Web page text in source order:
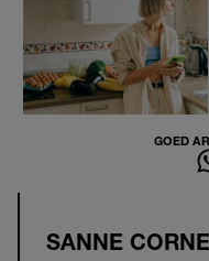
GOED
SANNE